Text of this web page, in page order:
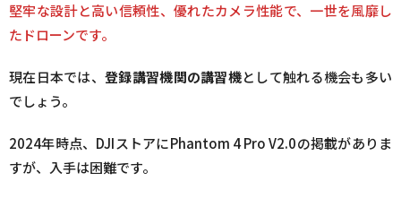
堅牢な設計と高い信頼性、優れたカメラ性能で、一世を風靡し
たドローンです。
現在日本では、登録講習機関の講習機として触れる機会も多い
でしょう。
2024年時点、DJIストアにPhantom 4 Pro V2.0の掲載がありま
すが、入手は困難です。